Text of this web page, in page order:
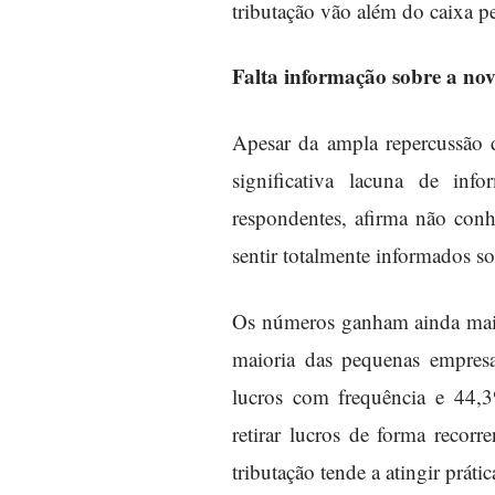
tributação vão além do caixa
Falta informação sobre a
Apesar da ampla
significativa lacuna de
respondentes, afirma não
sentir totalmente informados
Os números ganham ainda
maioria das pequenas
lucros com frequência e
retirar lucros de forma
tributação tende a atingir